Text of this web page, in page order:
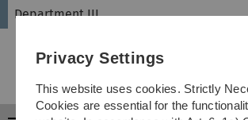
Skip
Skip
Skip
Skip
Department III
Privacy Settings
This website uses cookies. Strictly
Cookies are essential for the